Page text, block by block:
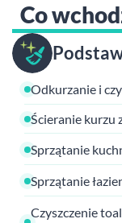
Co
Odkurzanie i
Ścieranie kurzu
Sprzątanie
Sprzątanie
Czyszczenie